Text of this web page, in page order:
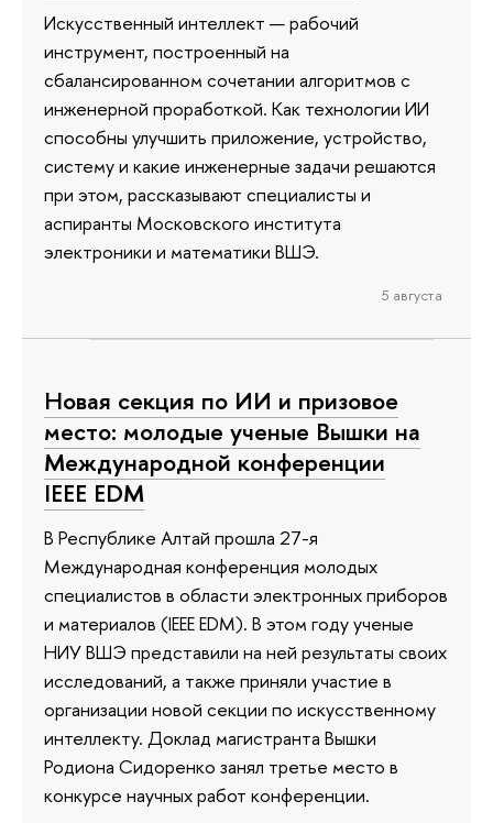
Искусственный интеллект — рабочий
инструмент, построенный на
сбалансированном сочетании алгоритмов с
инженерной проработкой. Как технологии ИИ
способны улучшить приложение, устройство,
систему и какие инженерные задачи решаются
при этом, рассказывают специалисты и
аспиранты Московского института
электроники и математики ВШЭ.
5 августа
Новая секция по ИИ и призовое
место: молодые ученые Вышки на
Международной конференции
IEEE EDM
В Республике Алтай прошла 27-я
Международная конференция молодых
специалистов в области электронных приборов
и материалов (IEEE EDM). В этом году ученые
НИУ ВШЭ представили на ней результаты своих
исследований, а также приняли участие в
организации новой секции по искусственному
интеллекту. Доклад магистранта Вышки
Родиона Сидоренко занял третье место в
конкурсе научных работ конференции.